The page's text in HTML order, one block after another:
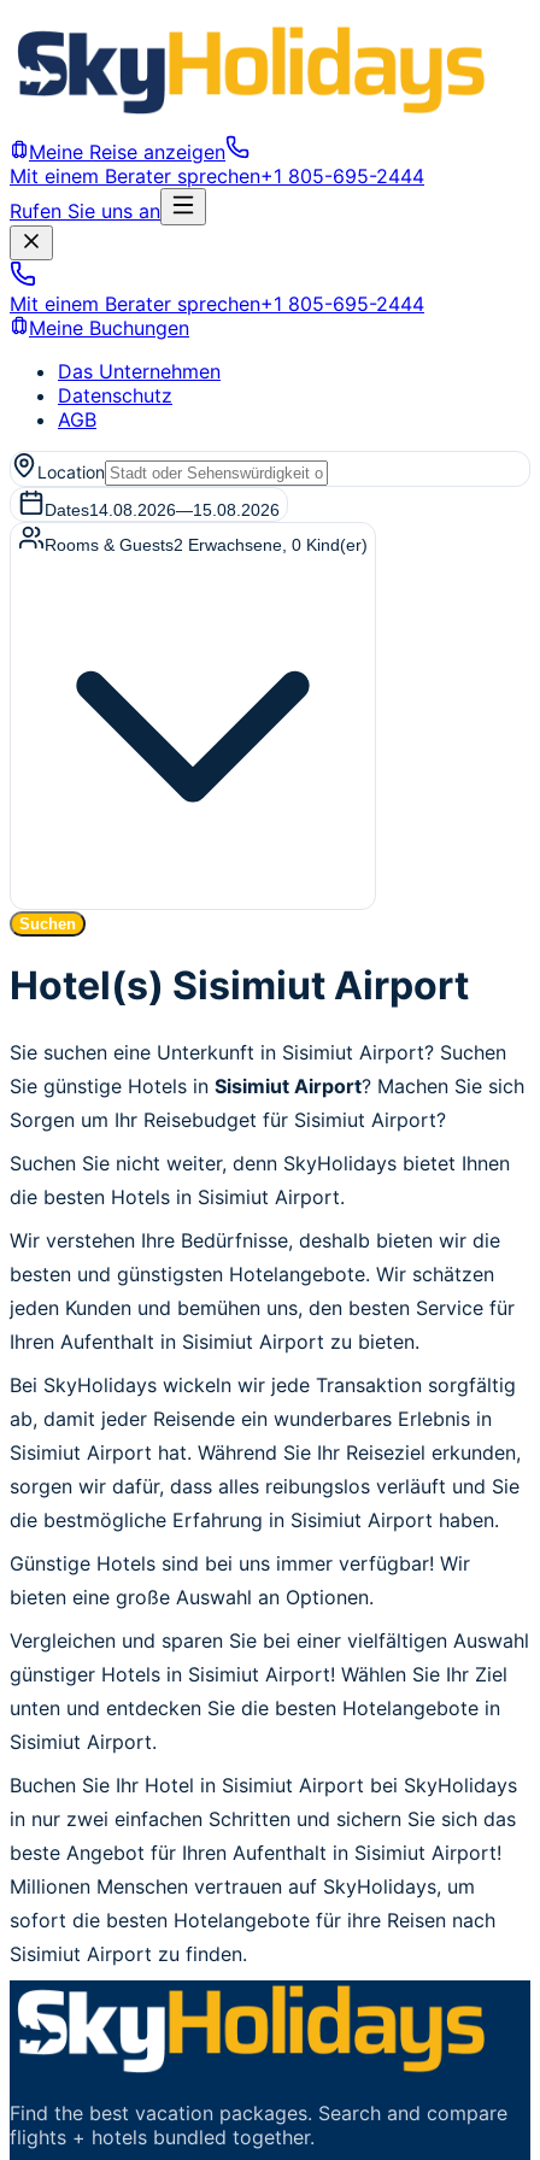
Meine Reise anzeigen
Mit einem Berater sprechen+1 805-695-2444
Rufen Sie uns an
Mit einem Berater sprechen+1 805-695-2444
Meine Buchungen
Das Unternehmen
Datenschutz
AGB
Location
Dates14.08.2026—15.08.2026
Rooms & Guests2 Erwachsene 0 Kind(er)
Suchen
Hotel(s) Sisimiut Airport
Sie suchen eine Unterkunft in Sisimiut Airport? Suchen
Sie günstige Hotels in Sisimiut Airport? Machen Sie sich
Sorgen um Ihr Reisebudget für Sisimiut Airport?
Suchen Sie nicht weiter, denn SkyHolidays bietet Ihnen
die besten Hotels in Sisimiut Airport.
Wir verstehen Ihre Bedürfnisse, deshalb bieten wir die
besten und günstigsten Hotelangebote. Wir schätzen
jeden Kunden und bemühen uns, den besten Service für
Ihren Aufenthalt in Sisimiut Airport zu bieten.
Bei SkyHolidays wickeln wir jede Transaktion sorgfältig
ab, damit jeder Reisende ein wunderbares Erlebnis in
Sisimiut Airport hat. Während Sie Ihr Reiseziel erkunden,
sorgen wir dafür, dass alles reibungslos verläuft und Sie
die bestmögliche Erfahrung in Sisimiut Airport haben.
Günstige Hotels sind bei uns immer verfügbar! Wir
bieten eine große Auswahl an Optionen.
Vergleichen und sparen Sie bei einer vielfältigen Auswahl
günstiger Hotels in Sisimiut Airport! Wählen Sie Ihr Ziel
unten und entdecken Sie die besten Hotelangebote in
Sisimiut Airport.
Buchen Sie Ihr Hotel in Sisimiut Airport bei SkyHolidays
in nur zwei einfachen Schritten und sichern Sie sich das
beste Angebot für Ihren Aufenthalt in Sisimiut Airport!
Millionen Menschen vertrauen auf SkyHolidays, um
sofort die besten Hotelangebote für ihre Reisen nach
Sisimiut Airport zu finden.
Find the best vacation packages. Search and compare
flights + hotels bundled together.